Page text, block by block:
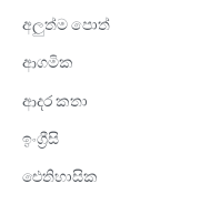
අලුත්ම පොත්
ආගමික
ආදර කතා
ඉංග්‍රීසි
ඓතිහාසික